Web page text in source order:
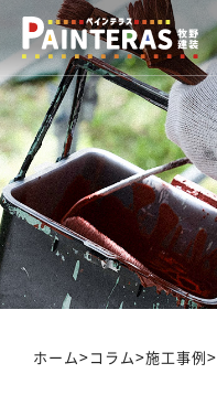
ホーム>コラム>施工事例>